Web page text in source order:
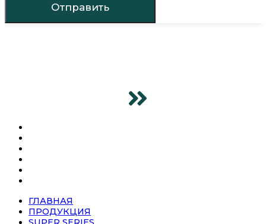
Отправить
ГЛАВНАЯ
ПРОДУКЦИЯ